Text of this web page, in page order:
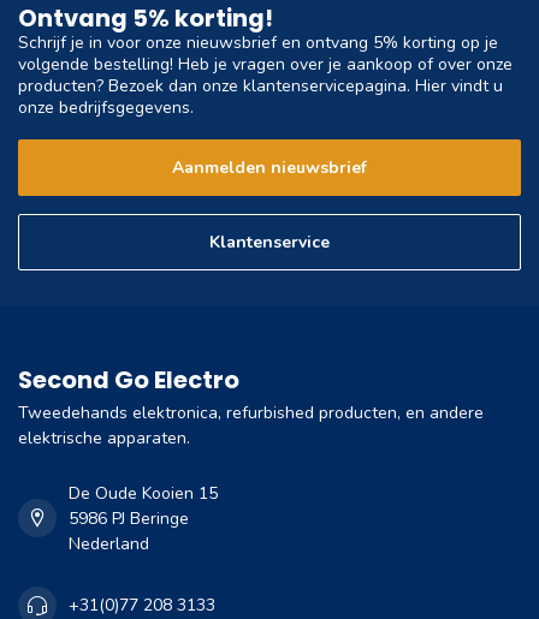
Ontvang 5% korting!
Schrijf je in voor onze nieuwsbrief en ontvang 5% korting op je
volgende bestelling! Heb je vragen over je aankoop of over onze
producten? Bezoek dan onze klantenservicepagina. Hier vindt u
onze bedrijfsgegevens.
Aanmelden nieuwsbrief
Klantenservice
Second Go Electro
Tweedehands elektronica, refurbished producten, en andere
elektrische apparaten.
De Oude Kooien 15
5986 PJ Beringe
Nederland
+31(0)77 208 3133